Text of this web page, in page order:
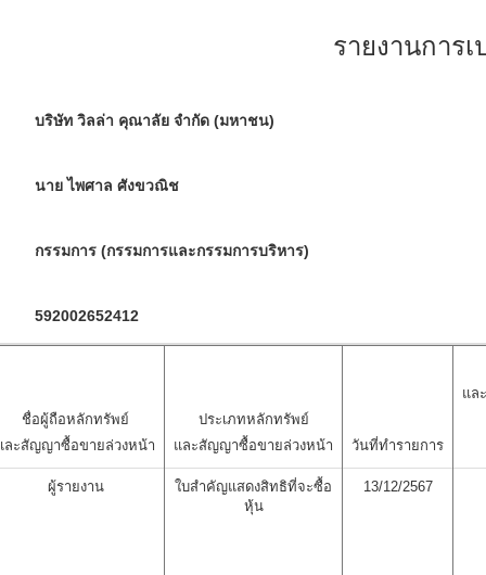
รายงานการ
บริษัท วิลล่า คุณาลัย จำกัด (มหาชน)
นาย ไพศาล ศังขวณิช
กรรมการ (กรรมการและกรรมการบริหาร)
592002652412
ชื่อผู้ถือหลักทรัพย์
ละสัญญาซื้อขายล่วงหน้า
ประเภทหลักทรัพย์
และสัญญาซื้อขายล่วงหน้า
วันที่ทำรายการ
แล
ผู้รายงาน
ใบสำคัญแสดงสิทธิที่จะซื้อ
หุ้น
13/12/2567